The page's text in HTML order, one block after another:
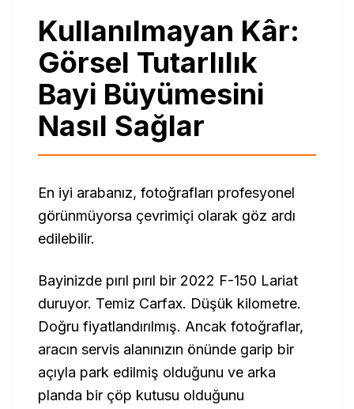
Kullanılmayan Kâr:
Görsel Tutarlılık
Bayi Büyümesini
Nasıl Sağlar
En iyi arabanız, fotoğrafları profesyonel
görünmüyorsa çevrimiçi olarak göz ardı
edilebilir.
Bayinizde pırıl pırıl bir 2022 F-150 Lariat
duruyor. Temiz Carfax. Düşük kilometre.
Doğru fiyatlandırılmış. Ancak fotoğraflar,
aracın servis alanınızın önünde garip bir
açıyla park edilmiş olduğunu ve arka
planda bir çöp kutusu olduğunu